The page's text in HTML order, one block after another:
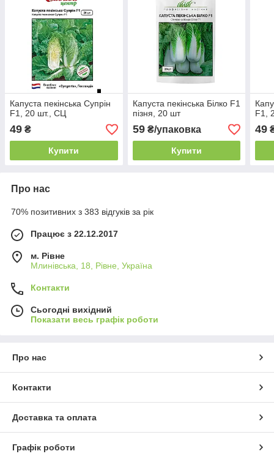
Капуста пекінська Супрін
F1, 20 шт., СЦ
49 ₴
Купити
Капуста пекінська Білко F1
пізня, 20 шт
59₴/упаковка
Купити
F1,
49
Про нас
70% позитивних з 383 відгуків за рік
Працює з 22.12.2017
м. Рівне
Млинівська, 18, Рівне, Україна
Контакти
Сьогодні вихідний
Показати весь графік роботи
Про нас
Контакти
Доставка та оплата
Графік роботи